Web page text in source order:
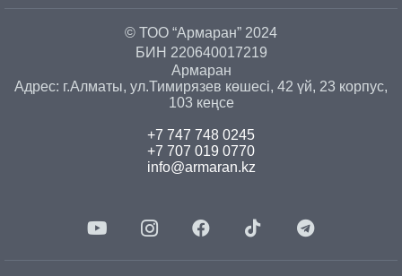
© ТОО “Армаран” 2024
БИН 220640017219
Армаран
Адрес: г.Алматы, ул.Тимирязев көшесі, 42 үй, 23 корпус,
103 кеңсе
+7 747 748 0245
+7 707 019 0770
info@armaran.kz